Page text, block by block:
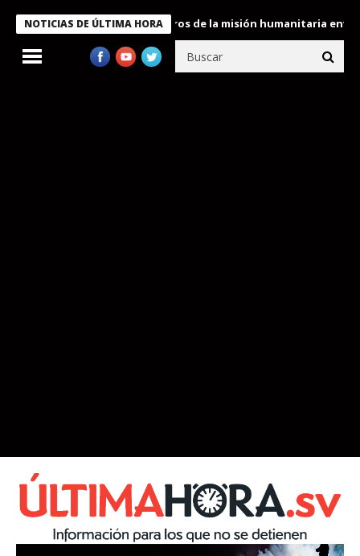
NOTICIAS DE ÚLTIMA HORA
condecora a miembros de la misión humanitaria enviada a